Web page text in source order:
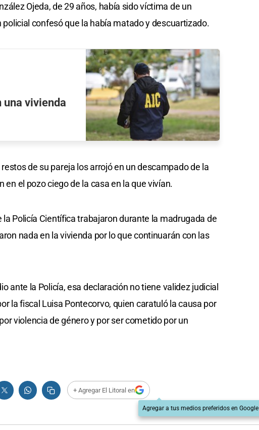
Ojeda, de 29 años, había sido víctima de un
confesó que la había matado y descuartizado.
una vivienda
de su pareja los arrojó en un descampado de la
en el pozo ciego de la casa en la que vivían.
Policía Científica trabajaron durante la madrugada de
nada en la vivienda por lo que continuarán con las
ante la Policía, esa declaración no tiene validez judicial
la fiscal Luisa Pontecorvo, quien caratuló la causa por
violencia de género y por ser cometido por un
+ Agregar El Litoral en
Agregar a tus medios preferidos en Google